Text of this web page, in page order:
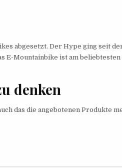
abgesetzt. Der Hype ging seit
E-Mountainbike ist am
denken
das die angebotenen Produkte